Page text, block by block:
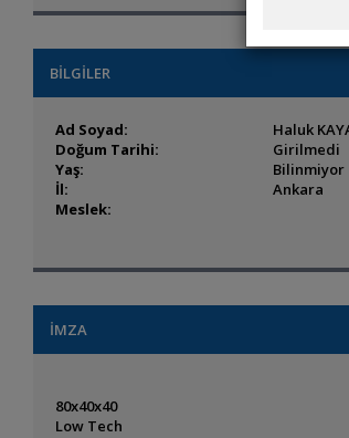
BİLGİLER
Ad Soyad:
Haluk
Doğum Tarihi:
Girilmedi
Yaş:
Bilinmiyor
İl:
Ankara
Meslek:
İMZA
80x40x40
Low Tech